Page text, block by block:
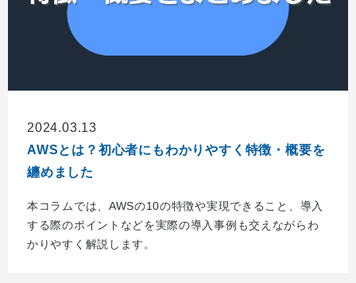
2024.03.13
AWSとは？初心者にもわかりやすく特徴・概要を
纏めました
本コラムでは、AWSの10の特徴や実現できること、導入
する際のポイントなどを実際の導入事例も交えながらわ
かりやすく解説します。